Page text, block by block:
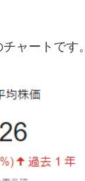
ャートです。